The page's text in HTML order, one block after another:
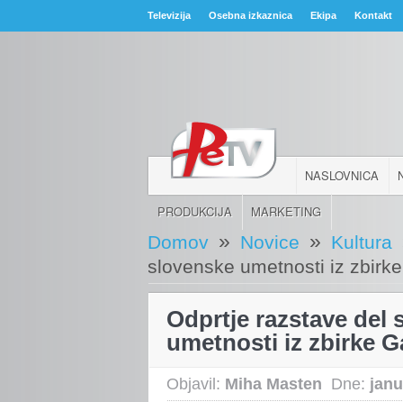
Televizija Osebna izkaznica Ekipa Kontakt
NASLOVNICA
PRODUKCIJA MARKETING
Domov » Novice » Kultura
slovenske umetnosti iz
Odprtje razstave del
umetnosti iz zbirke
Objavil: Miha Masten Dne: